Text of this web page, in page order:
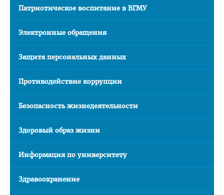
Медаль «За трудовые заслуги»
Почётная грамота Национального собрания РБ
Почётная грамота Совета Министров РБ
Благодарность Президента РБ
Почётная грамота Администрации Президента РБ
Национального собрания РБ
Благодарность Администрации Президента РБ
АБИТУРИЕНТУ
Патриотическое воспитание в ВГМУ
Электронные обращения
Защита персональных данных
Противодействие коррупции
Безопасность жизнедеятельности
Здоровый образ жизни
Информация по университету
Здравоохранение